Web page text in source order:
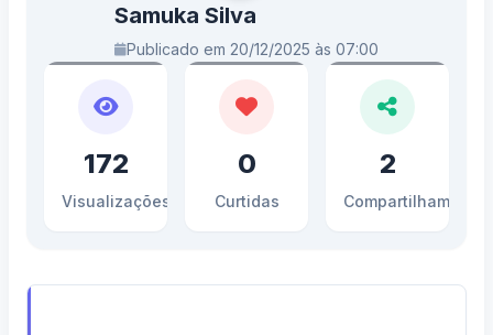
Samuka Silva
Publicado em 20/12/2025 às 07:00
172
Visualizações
0
Curtidas
2
Compartilhamentos